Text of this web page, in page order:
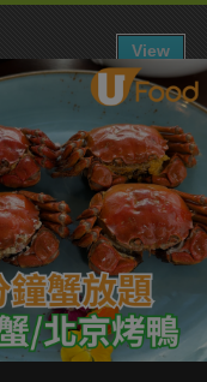
下載 U Lifestyle App
View